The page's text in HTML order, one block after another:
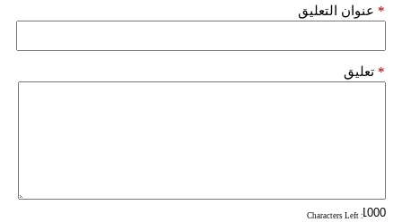
عنوان التعليق *
تعليق *
: Characters Left